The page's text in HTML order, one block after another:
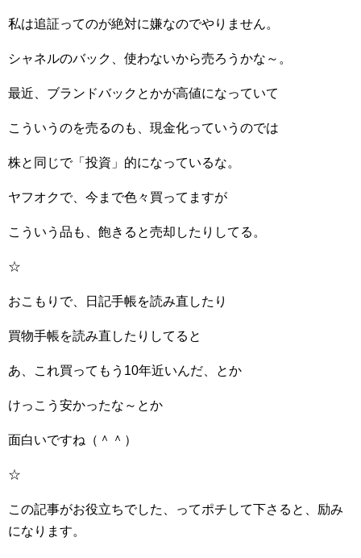
私は追証ってのが絶対に嫌なのでやりません。
シャネルのバック、使わないから売ろうかな～。
最近、ブランドバックとかが高値になっていて
こういうのを売るのも、現金化っていうのでは
株と同じで「投資」的になっているな。
ヤフオクで、今まで色々買ってますが
こういう品も、飽きると売却したりしてる。
☆
おこもりで、日記手帳を読み直したり
買物手帳を読み直したりしてると
あ、これ買ってもう10年近いんだ、とか
けっこう安かったな～とか
面白いですね（＾＾）
☆
この記事がお役立ちでした、ってポチして下さると、励み
になります。